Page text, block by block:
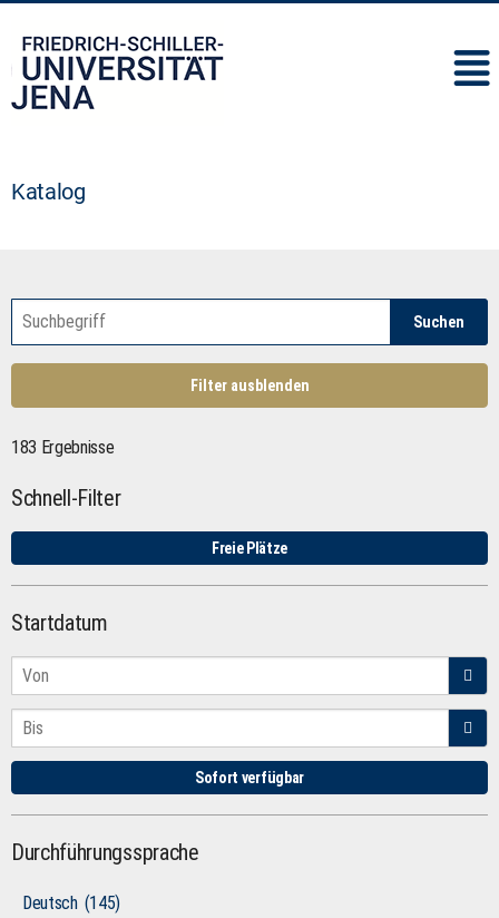
Katalog
Suchen
Filter ausblenden
183 Ergebnisse
Schnell-Filter
Freie Plätze
Startdatum
Sofort verfügbar
Durchführungssprache
Deutsch (145)